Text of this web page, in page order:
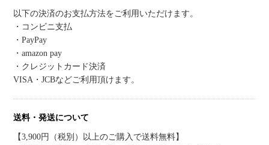
以下の決済のお支払方法をご利用いただけます。
・コンビニ支払
・PayPay
・amazon pay
・クレジットカード決済
VISA・JCBなどご利用頂けます。
送料・発送について
【3,900円（税別）以上のご購入で送料無料】